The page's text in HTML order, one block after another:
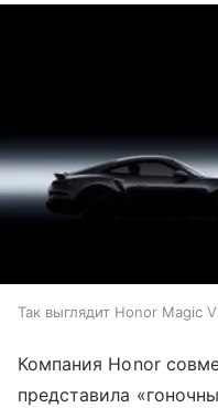
Так выглядит Honor Magic
Компания Honor
представила